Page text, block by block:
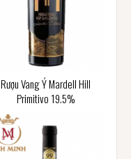
Rượu Vang Ý Mardell Hill
Primitivo 19.5%